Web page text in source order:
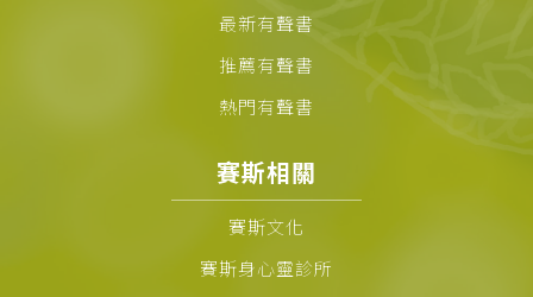
最新有聲書
推薦有聲書
熱門有聲書
賽斯相關
賽斯文化
賽斯身心靈診所